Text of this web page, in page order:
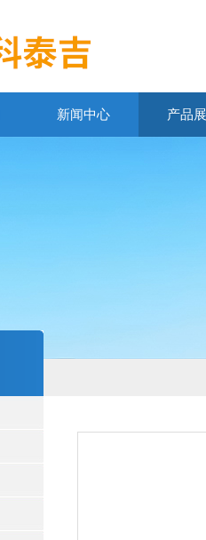
新闻中心 产品